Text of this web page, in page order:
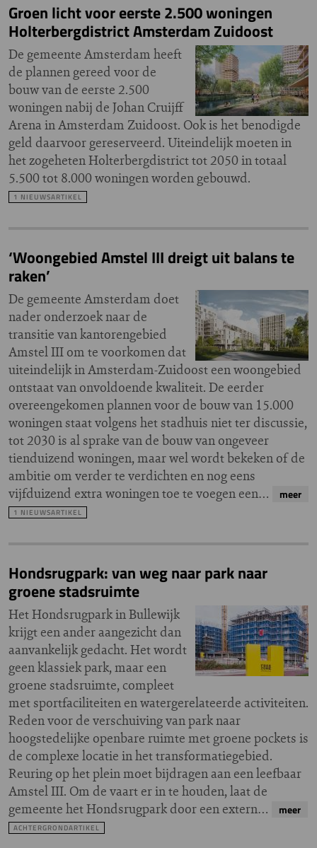
Groen licht voor eerste 2.500 woningen
Holterbergdistrict Amsterdam Zuidoost
De gemeente Amsterdam heeft
de plannen gereed voor de
bouw van de eerste 2.500
woningen nabij de Johan Cruijff
Arena in Amsterdam Zuidoost. Ook is het benodigde
geld daarvoor gereserveerd. Uiteindelijk moeten in
het zogeheten Holterbergdistrict tot 2050 in totaal
5.500 tot 8.000 woningen worden gebouwd.
1 NIEUWSARTIKEL
‘Woongebied Amstel III dreigt uit balans te
raken’
De gemeente Amsterdam doet
nader onderzoek naar de
transitie van kantorengebied
Amstel III om te voorkomen dat
uiteindelijk in Amsterdam-Zuidoost een woongebied
ontstaat van onvoldoende kwaliteit. De eerder
overeengekomen plannen voor de bouw van 15.000
woningen staat volgens het stadhuis niet ter discussie,
tot 2030 is al sprake van de bouw van ongeveer
tienduizend woningen, maar wel wordt bekeken of de
ambitie om verder te verdichten en nog eens
vijfduizend extra woningen toe te voegen een…
meer
1 NIEUWSARTIKEL
Hondsrugpark: van weg naar park naar
groene stadsruimte
Het Hondsrugpark in Bullewijk
krijgt een ander aangezicht dan
aanvankelijk gedacht. Het wordt
geen klassiek park, maar een
groene stadsruimte, compleet
met sportfaciliteiten en watergerelateerde activiteiten.
Reden voor de verschuiving van park naar
hoogstedelijke openbare ruimte met groene pockets is
de complexe locatie in het transformatiegebied.
Reuring op het plein moet bijdragen aan een leefbaar
Amstel III. Om de vaart er in te houden, laat de
gemeente het Hondsrugpark door een extern…
meer
ACHTERGRONDARTIKEL